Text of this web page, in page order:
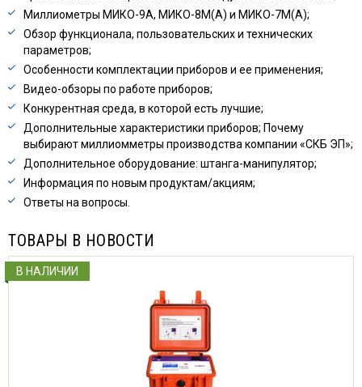
Миллиометры МИКО-9А, МИКО-8М(А) и МИКО-7М(А);
Обзор функционала, пользовательских и технических
параметров;
Особенности комплектации приборов и ее применения;
Видео-обзоры по работе приборов;
Конкурентная среда, в которой есть лучшие;
Дополнительные характеристики приборов; Почему
выбирают миллиомметры производства компании «СКБ ЭП»;
Дополнительное оборудование: штанга-манипулятор;
Информация по новым продуктам/акциям;
Ответы на вопросы.
ТОВАРЫ В НОВОСТИ
В НАЛИЧИИ